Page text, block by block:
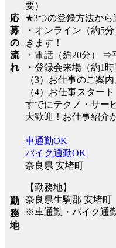
応
募
の
流
れ
要）
★3つの登録方法から
・オンライン（約5
きます！
・電話（約20分） ⇒
・登録会来場（約1
（3）お仕事のご案
（4）お仕事スタート
すでにテクノ・サー
大歓迎！お仕事紹介
勤
務
地
車通勤OK
バイク通勤OK
奈良県 安堵町
【勤務地】
奈良県生駒郡 安堵町
※車通勤・バイク通